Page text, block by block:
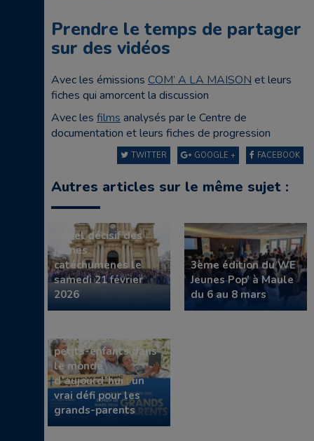
Prendre le temps de partager
sur des vidéos
Avec les émissions COM’ A LA MAISON et leurs
fiches qui amorcent la discussion
Avec les films analysés par le Centre de
documentation et leurs fiches de progression
FACEBOOK
GOOGLE +
TWITTER
Autres articles sur le même sujet :
Appel décisif des
jeunes
catéchumènes le
samedi 21 février
2026
3ème édition du WE
Jeunes Pop’ à Maule
du 6 au 8 mars
Accompagner leurs
petits-enfants dans
le monde
d’aujourd’hui : un
vrai défi pour les
grands-parents